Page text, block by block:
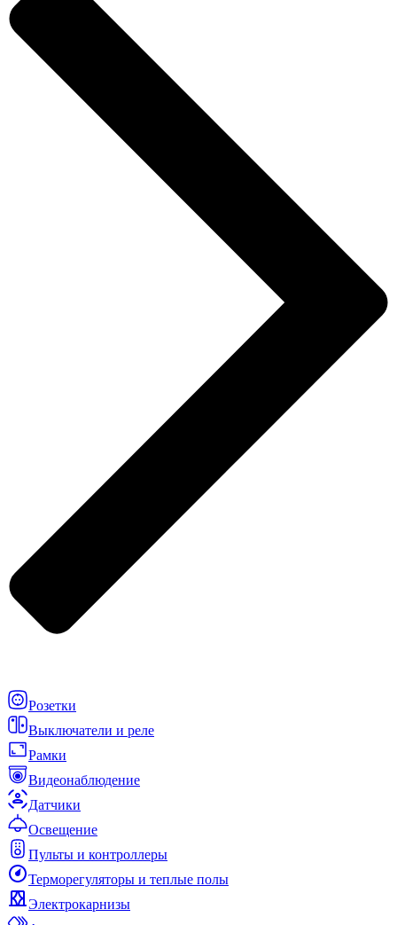
Розетки
Выключатели и реле
Рамки
Видеонаблюдение
Датчики
Освещение
Пульты и контроллеры
Терморегуляторы и теплые полы
Электрокарнизы